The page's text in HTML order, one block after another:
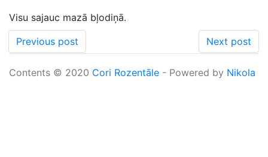
Visu sajauc mazā bļodiņā.
Previous post
Next post
Contents © 2020 Cori Rozentāle - Powered by Nikola